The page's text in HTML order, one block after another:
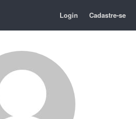
Login Cadastre-se